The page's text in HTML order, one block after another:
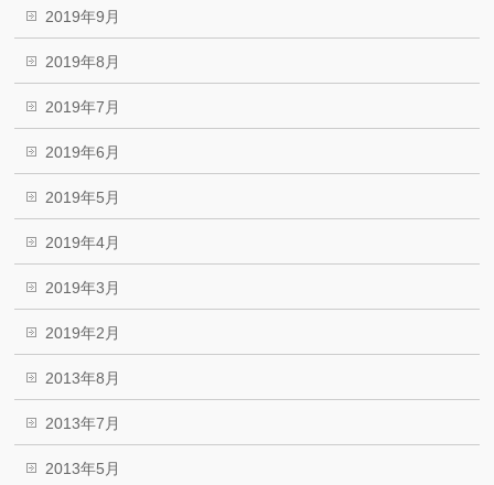
2019年9月
2019年8月
2019年7月
2019年6月
2019年5月
2019年4月
2019年3月
2019年2月
2013年8月
2013年7月
2013年5月